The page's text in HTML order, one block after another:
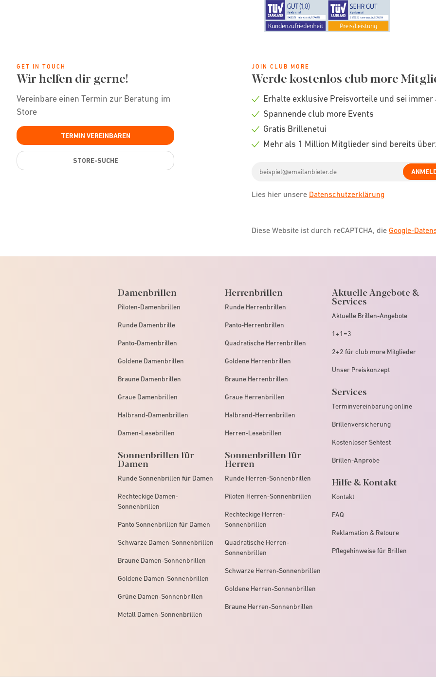
GET IN TOUCH
Wir helfen dir gerne!
Vereinbare einen Termin zur Beratung im
Store
TERMIN VEREINBAREN
STORE-SUCHE
JOIN CLUB MORE
Werde kostenlos club more
Check
Erhalte exklusive Preisvorteile und sei
Check
Spannende club more Events
Check
Gratis Brillenetui
Mehr als 1 Million Mitglieder sind bereits
address
Lies hier unsere Datenschutzerklärung
Diese Website ist durch reCAPTCHA, die Google-
Damenbrillen
Piloten-Damenbrillen
Runde Damenbrille
Panto-Damenbrillen
Goldene Damenbrillen
Braune Damenbrillen
Graue Damenbrillen
Halbrand-Damenbrillen
Damen-Lesebrillen
Sonnenbrillen für
Damen
Runde Sonnenbrillen für Damen
Rechteckige Damen-
Sonnenbrillen
Panto Sonnenbrillen für Damen
Schwarze Damen-Sonnenbrillen
Braune Damen-Sonnenbrillen
Goldene Damen-Sonnenbrillen
Grüne Damen-Sonnenbrillen
Metall Damen-Sonnenbrillen
Herrenbrillen
Runde Herrenbrillen
Panto-Herrenbrillen
Quadratische Herrenbrillen
Goldene Herrenbrillen
Braune Herrenbrillen
Graue Herrenbrillen
Halbrand-Herrenbrillen
Herren-Lesebrillen
Sonnenbrillen für
Herren
Runde Herren-Sonnenbrillen
Piloten Herren-Sonnenbrillen
Rechteckige Herren-
Sonnenbrillen
Quadratische Herren-
Sonnenbrillen
Schwarze Herren-Sonnenbrillen
Goldene Herren-Sonnenbrillen
Braune Herren-Sonnenbrillen
Aktuelle Angebote &
Services
Aktuelle Brillen-Angebote
1+1=3
2+2 für club more Mitglieder
Unser Preiskonzept
Services
Terminvereinbarung online
Brillenversicherung
Kostenloser Sehtest
Brillen-Anprobe
Hilfe & Kontakt
Kontakt
FAQ
Reklamation & Retoure
Pflegehinweise für Brillen